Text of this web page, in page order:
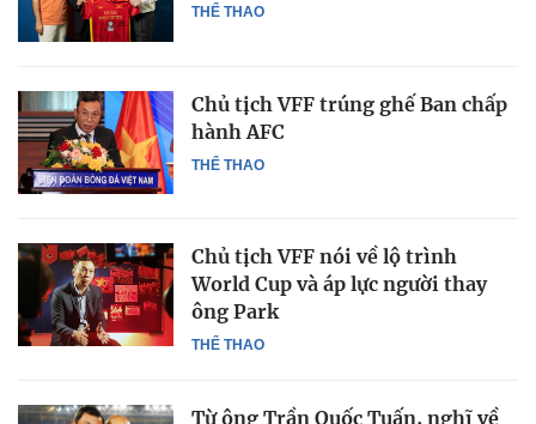
THỂ THAO
THỂ THAO
Chủ tịch VFF trúng ghế Ban chấp
hành AFC
THỂ THAO
Chủ tịch VFF nói về lộ trình
World Cup và áp lực người thay
ông Park
Từ ông Trần Quốc Tuấn, nghĩ về